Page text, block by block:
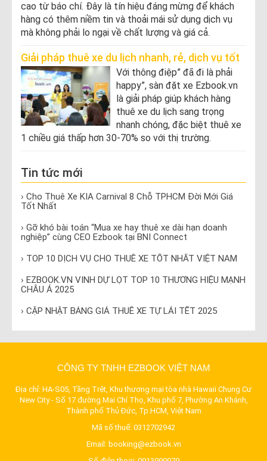
cao từ báo chí. Đây là tín hiệu đáng mừng để khách
hàng có thêm niềm tin và thoải mái sử dụng dịch vụ
mà không phải lo ngại về chất lượng và giá cả.
Giải pháp thuê xe du lịch nhanh, rẻ, dịch vụ tốt
Với thông điệp” đã đi là phải
happy”, sàn đặt xe Ezbook.vn
là giải pháp giúp khách hàng
thuê xe du lịch sang trọng
nhanh chóng, đặc biệt thuê xe
1 chiều giá thấp hơn 30-70% so với thị trường.
Tin tức mới
› Cho Thuê Xe KIA Carnival 8 Chỗ TPHCM Đời Mới Giá
Tốt Nhất
› Gỡ khó bài toán “Mua xe hay thuê xe dài hạn doanh
nghiệp” cùng CEO Ezbook tại BNI Connect
› TOP 10 DỊCH VỤ CHO THUÊ XE TỐT NHẤT VIỆT NAM
› EZBOOK.VN VINH DỰ LỌT TOP 10 THƯƠNG HIỆU MẠNH
CHÂU Á 2025
› CẬP NHẬT BẢNG GIÁ THUÊ XE TỰ LÁI TẾT 2025
CÔNG TY TNHH EZBOOK VIỆT NAM
Địa chỉ: HA-S05, Tầng Trệt, Khu thương mại tòa nhà Hawaii Chung Cư
New City - Số 17 đường Mai Chí Thọ, Khu phố 7, Phường An Khánh,
Thành phố Thủ Đức, Tp.HCM, Việt Nam
Mã số thuế: 0312702942
Email: booking@ezbook.vn